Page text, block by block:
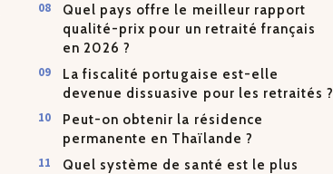
Quel pays offre le meilleur rapport
qualité-prix pour un retraité français
en 2026 ?
La fiscalité portugaise est-elle
devenue dissuasive pour les retraités ?
Peut-on obtenir la résidence
permanente en Thaïlande ?
Quel système de santé est le plus